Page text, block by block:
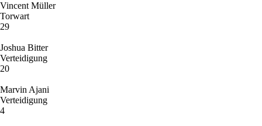
Vincent Müller
Torwart
29
Joshua Bitter
Verteidigung
20
Marvin Ajani
Verteidigung
4